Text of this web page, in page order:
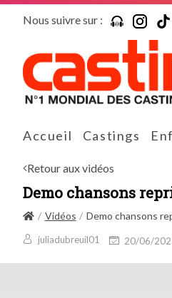
Nous suivre sur :
Accueil Castings
Retour aux vidéos
Demo chansons
Vidéos Demo chansons
juliadubreuil01 20/06/